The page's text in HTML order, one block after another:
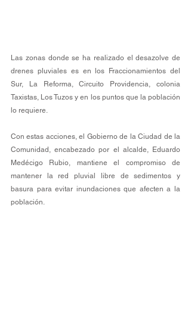
Las zonas donde se ha realizado el desazolve de
drenes pluviales es en los Fraccionamientos del
Sur, La Reforma, Circuito Providencia, colonia
Taxistas, Los Tuzos y en los puntos que la población
lo requiere.
Con estas acciones, el Gobierno de la Ciudad de la
Comunidad, encabezado por el alcalde, Eduardo
Medécigo Rubio, mantiene el compromiso de
mantener la red pluvial libre de sedimentos y
basura para evitar inundaciones que afecten a la
población.